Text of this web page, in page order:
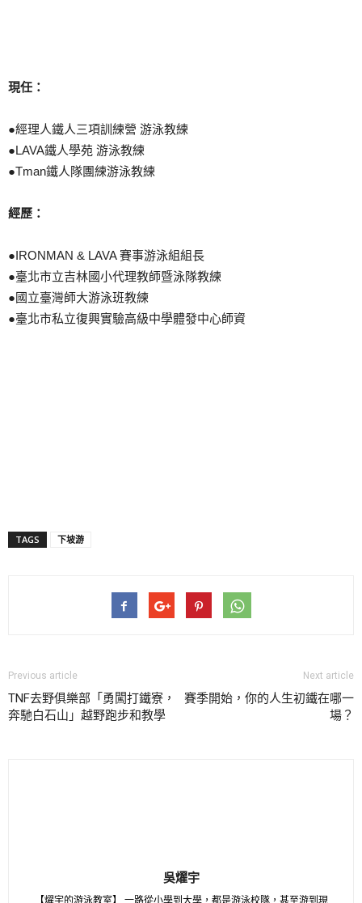
現任：
●經理人鐵人三項訓練營 游泳教練
●LAVA鐵人學苑 游泳教練
●Tman鐵人隊團練游泳教練
經歷：
●IRONMAN & LAVA 賽事游泳組組長
●臺北市立吉林國小代理教師暨泳隊教練
●國立臺灣師大游泳班教練
●臺北市私立復興實驗高級中學體發中心師資
TAGS 下坡游
Previous article
TNF去野俱樂部「勇闖打鐵寮，
奔馳白石山」越野跑步和教學
Next article
賽季開始，你的人生初鐵在哪一
場？
吳燿宇
【燿宇的游泳教室】 一路從小學到大學，都是游泳校隊，甚至游到現